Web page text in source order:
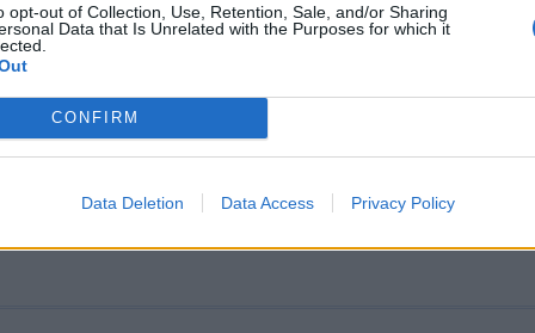
opt-out of Collection, Use, Retention, Sale, and/or Sharing
Data that Is Unrelated with the Purposes for which it
CONFIRM
Data Deletion Data Access Privacy Policy
Δεν τίθεται θέμα αποστρατικοποίησης
νησιών
πρόσθεσε επίσης ότι «η συμφωνία αποδεικνύει ότι η
της κυβέρνησης σε επιχειρησιακό και διπλωματικό